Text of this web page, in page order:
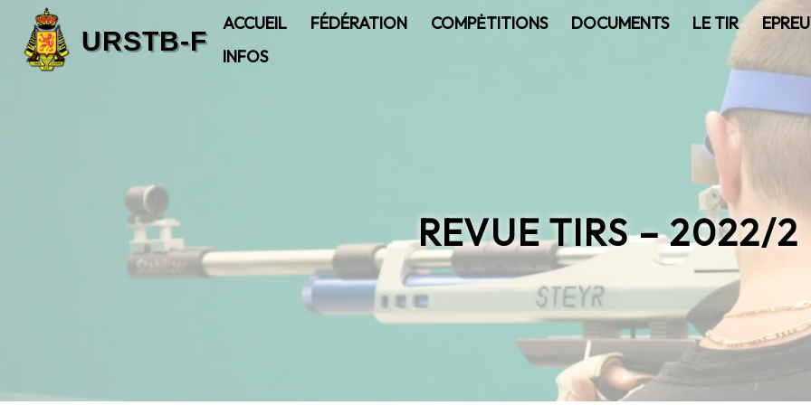
ACCUEIL FÉDÉRATION COMPĖTITIONS DOCUMENTS LE TIR
INFOS
REVUE TIRS – 2022/2